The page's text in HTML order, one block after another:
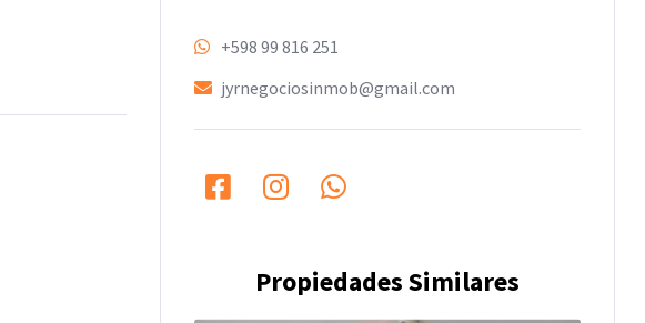
+598 99 816 251
jyrnegociosinmob@gmail.com
Propiedades Similares